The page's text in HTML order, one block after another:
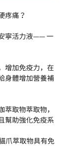
疼痛？
寧活力液—— 一
增加免疫力，在
身體增加營養補
取物萃取物，
幫助強化免疫系
爪萃取物具有免